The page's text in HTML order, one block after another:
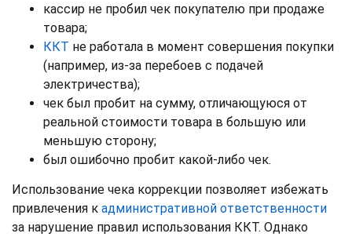
кассир не пробил чек покупателю при продаже
товара;
ККТ не работала в момент совершения покупки
(например, из-за перебоев с подачей
электричества);
чек был пробит на сумму, отличающуюся от
реальной стоимости товара в большую или
меньшую сторону;
был ошибочно пробит какой-либо чек.
Использование чека коррекции позволяет избежать
привлечения к административной ответственности
за нарушение правил использования ККТ. Однако